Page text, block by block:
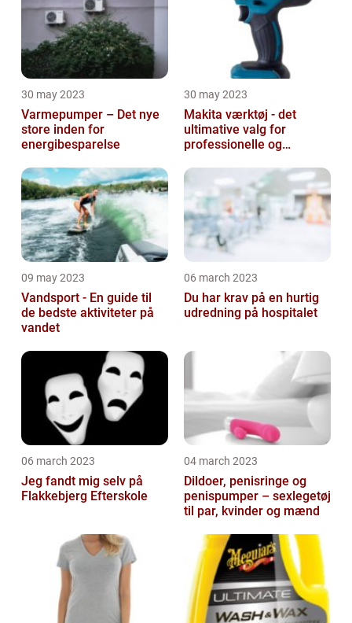
30 may 2023
Varmepumper – Det nye
store inden for
energibesparelse
30 may 2023
Makita værktøj - det
ultimative valg for
professionelle og
selv'ere
09 may 2023
Vandsport - En guide til
de bedste aktiviteter på
vandet
06 march 2023
Du har krav på en hurtig
udredning på hospitalet
06 march 2023
Jeg fandt mig selv på
Flakkebjerg Efterskole
04 march 2023
Dildoer, penisringe og
penispumper – sexlegetøj
til par, kvinder og mænd